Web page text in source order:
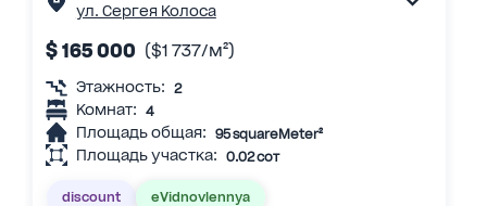
ул. Сергея Колоса
$ 165 000 ($1 737/м²)
Этажность: 2
Комнат: 4
Площадь общая: 95 squareMeter²
Площадь участка: 0.02 сот
discount eVidnovlennya